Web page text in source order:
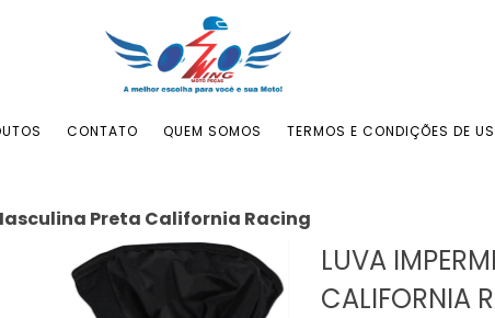
CONTATO QUEM SOMOS TERMOS E CONDIÇÕES DE
Preta California Racing
LUVA
CALIFORNIA